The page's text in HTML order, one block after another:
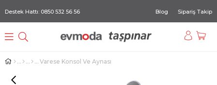
Destek Hattı: 0850 532 56 56 Blog Sipariş Takip
Varese Konsol Ve Aynası